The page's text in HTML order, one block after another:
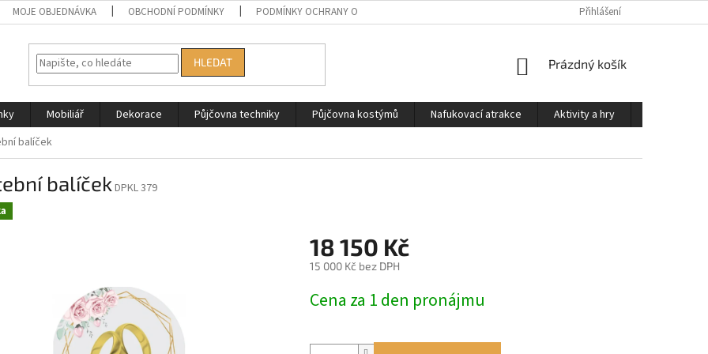
MOJE OBJEDNÁVKA OBCHODNÍ PODMÍNKY PODMÍNKY OCHRANY OSOBNÍCH ÚDAJŮ PODMÍNKY PRO PŮJČOVNU KOSTÝMŮ
Přihlášení
HLEDAT
NÁKUPNÍ
Prázdný košík
Mobiliář Dekorace Půjčovna techniky Půjčovna kostýmů Nafukovací atrakce Aktivity a hry
balíček
balíček DPKL 379
18 150 Kč
15 000 Kč bez DPH
cena:
Cena za 1 den pronájmu